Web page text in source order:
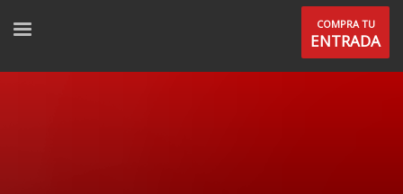
COMPRA TU
ENTRADA